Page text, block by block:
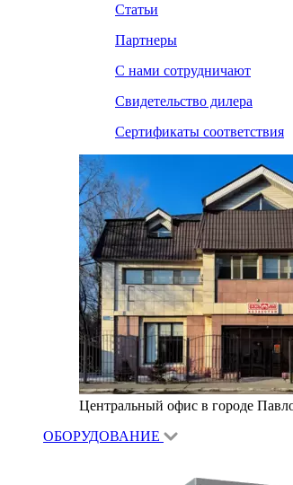
Статьи
Партнеры
С нами сотрудничают
Свидетельство дилера
Сертификаты соответствия
Центральный офис в городе
ОБОРУДОВАНИЕ